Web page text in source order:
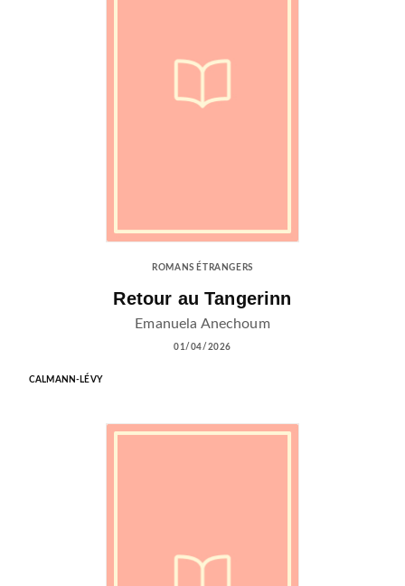
ROMANS ÉTRANGERS
Retour au Tangerinn
Emanuela Anechoum
01/04/2026
CALMANN-LÉVY